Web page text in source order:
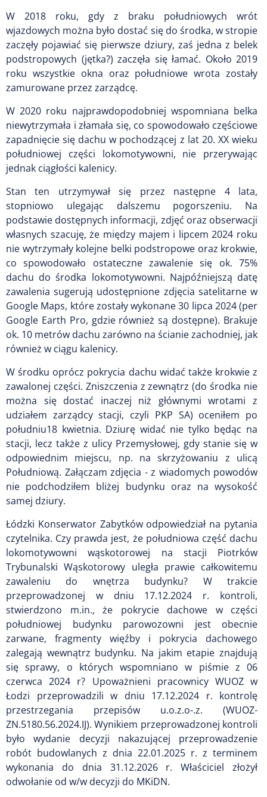
W 2018 roku, gdy z braku południowych wrót
wjazdowych można było dostać się do środka, w stropie
zaczęły pojawiać się pierwsze dziury, zaś jedna z belek
podstropowych (jętka?) zaczęła się łamać. Około 2019
roku wszystkie okna oraz południowe wrota zostały
zamurowane przez zarządcę.
W 2020 roku najprawdopodobniej wspomniana belka
niewytrzymała i złamała się, co spowodowało częściowe
zapadnięcie się dachu w pochodzącej z lat 20. XX wieku
południowej części lokomotywowni, nie przerywając
jednak ciągłości kalenicy.
Stan ten utrzymywał się przez następne 4 lata,
stopniowo ulegając dalszemu pogorszeniu. Na
podstawie dostępnych informacji, zdjęć oraz obserwacji
własnych szacuję, że między majem i lipcem 2024 roku
nie wytrzymały kolejne belki podstropowe oraz krokwie,
co spowodowało ostateczne zawalenie się ok. 75%
dachu do środka lokomotywowni. Najpóźniejszą datę
zawalenia sugerują udostępnione zdjęcia satelitarne w
Google Maps, które zostały wykonane 30 lipca 2024 (per
Google Earth Pro, gdzie również są dostępne). Brakuje
ok. 10 metrów dachu zarówno na ścianie zachodniej, jak
również w ciągu kalenicy.
W środku oprócz pokrycia dachu widać także krokwie z
zawalonej części. Zniszczenia z zewnątrz (do środka nie
można się dostać inaczej niż głównymi wrotami z
udziałem zarządcy stacji, czyli PKP SA) oceniłem po
południu18 kwietnia. Dziurę widać nie tylko będąc na
stacji, lecz także z ulicy Przemysłowej, gdy stanie się w
odpowiednim miejscu, np. na skrzyżowaniu z ulicą
Południową. Załączam zdjęcia - z wiadomych powodów
nie podchodziłem bliżej budynku oraz na wysokość
samej dziury.
Łódzki Konserwator Zabytków odpowiedział na pytania
czytelnika. Czy prawda jest, że południowa część dachu
lokomotywowni wąskotorowej na stacji Piotrków
Trybunalski Wąskotorowy uległa prawie całkowitemu
zawaleniu do wnętrza budynku? W trakcie
przeprowadzonej w dniu 17.12.2024 r. kontroli,
stwierdzono m.in., że pokrycie dachowe w części
południowej budynku parowozowni jest obecnie
zarwane, fragmenty więźby i pokrycia dachowego
zalegają wewnątrz budynku. Na jakim etapie znajdują
się sprawy, o których wspomniano w piśmie z 06
czerwca 2024 r? Upoważnieni pracownicy WUOZ w
Łodzi przeprowadzili w dniu 17.12.2024 r. kontrolę
przestrzegania przepisów u.o.z.o-.z. (WUOZ-
ZN.5180.56.2024.IJ). Wynikiem przeprowadzonej kontroli
było wydanie decyzji nakazującej przeprowadzenie
robót budowlanych z dnia 22.01.2025 r. z terminem
wykonania do dnia 31.12.2026 r. Właściciel złożył
odwołanie od w/w decyzji do MKiDN.